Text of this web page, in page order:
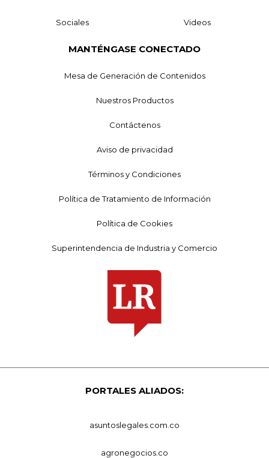
Sociales Videos
MANTÉNGASE CONECTADO
Mesa de Generación de Contenidos
Nuestros Productos
Contáctenos
Aviso de privacidad
Términos y Condiciones
Política de Tratamiento de Información
Política de Cookies
Superintendencia de Industria y Comercio
PORTALES ALIADOS:
asuntoslegales.com.co
agronegocios.co